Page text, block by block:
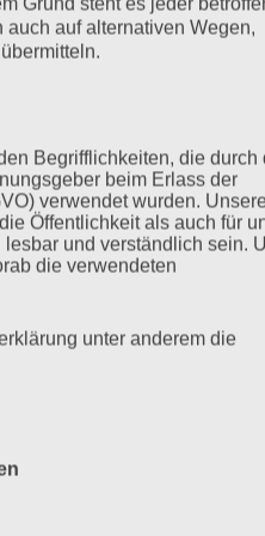
24. Januar 2021, 12
als ein sichtbares Zeichen
wenn das helfen würde,
dieses Vorhabens. „Vor
auf alternativen Wegen,
Begrifflichkeiten, die durch
beim Erlass der
verwendet wurden. Unsere
Öffentlichkeit als auch für
und verständlich sein.
die verwendeten
unter anderem die